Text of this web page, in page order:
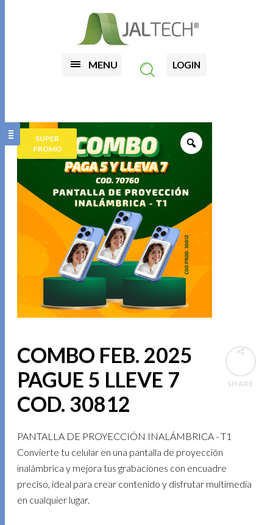
MENU LOGIN
SUPER
PROMO
SHARE
COMBO FEB. 2025
PAGUE 5 LLEVE 7
COD. 30812
PANTALLA DE PROYECCIÓN INALÁMBRICA - T1
Convierte tu celular en una pantalla de proyección
inalámbrica y mejora tus grabaciones con encuadre
preciso, ideal para crear contenido y disfrutar multimedia
en cualquier lugar.